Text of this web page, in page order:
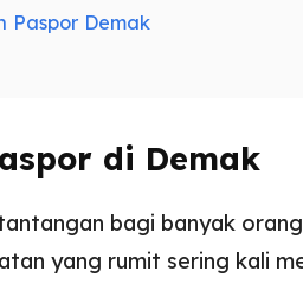
Paspor Demak
di Demak
bagi banyak
yang rumit sering kali